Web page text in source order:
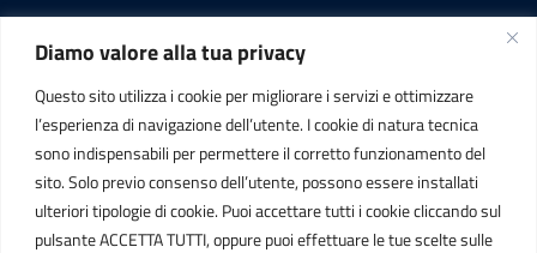
Diamo valore alla tua privacy
Questo sito utilizza i cookie per migliorare i servizi e ottimizzare
l’esperienza di navigazione dell’utente. I cookie di natura tecnica
sono indispensabili per permettere il corretto funzionamento del
sito. Solo previo consenso dell’utente, possono essere installati
ulteriori tipologie di cookie. Puoi accettare tutti i cookie cliccando sul
pulsante ACCETTA TUTTI, oppure puoi effettuare le tue scelte sulle
INFORMAZIONI
C.F. / P.IVA
IT01807790686
POSTA ELETTRONICA